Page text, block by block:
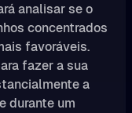
analisar se o
concentrados
favoráveis.
fazer a sua
a
durante um